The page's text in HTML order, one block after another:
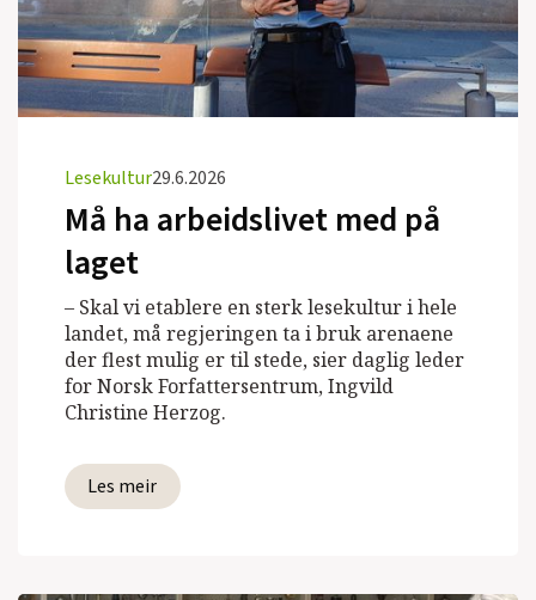
Lesekultur29.6.2026
Må ha arbeidslivet med på
laget
– Skal vi etablere en sterk lesekultur i hele
landet, må regjeringen ta i bruk arenaene
der flest mulig er til stede, sier daglig leder
for Norsk Forfattersentrum, Ingvild
Christine Herzog.
Les meir